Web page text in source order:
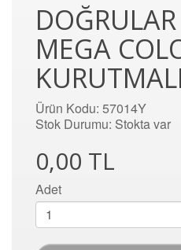
MEGA
Ürün Kodu: 57014Y
Stok Durumu: Stokta var
0,00 TL
Adet